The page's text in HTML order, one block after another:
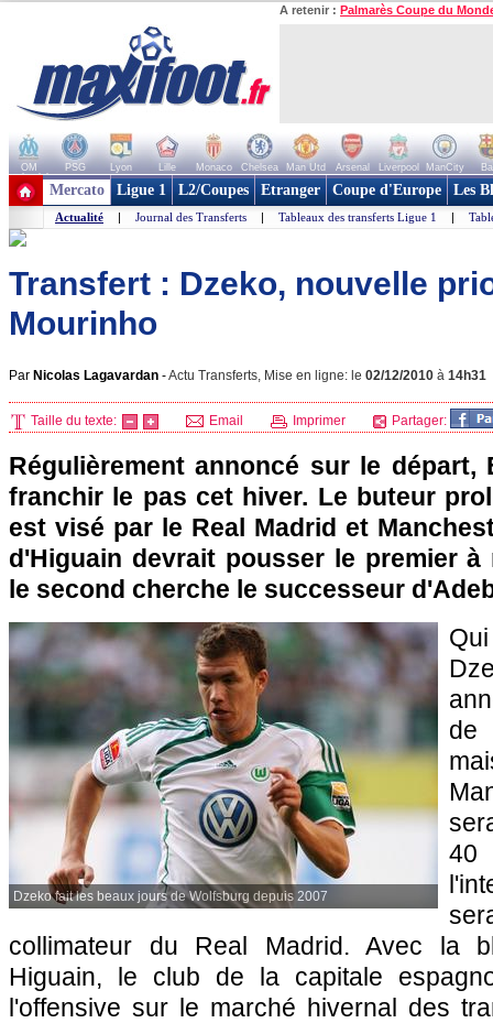
A retenir : Palmarès Coupe du
OM PSG Lyon Lille Monaco Chelsea Man Utd Arsenal Liverpool ManCity
+ de clubs
Mercato Ligue 1 L2/Coupes Etranger Coupe d'Europe Les
Actualité | Journal des Transferts | Tableaux des transferts Ligue 1 |
Transfert : Dzeko, nouvelle
Mourinho
Par Nicolas Lagavardan -Actu Transferts, Mise en ligne: le 02/12/2010 à 14h31
Taille du texte: Email Imprimer Partager:
Régulièrement annoncé sur le départ,
franchir le pas cet hiver. Le buteur
est visé par le Real Madrid et
d'Higuain devrait pousser le premier
le second cherche le successeur
Dzeko fait les beaux jours de Wolfsburg depuis 2007
de
40
collimateur du Real Madrid. Avec la
Higuain, le club de la capitale
l'offensive sur le marché hivernal des